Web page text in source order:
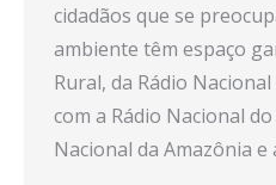
cidadãos que se
ambiente têm espaço
Rural, da Rádio
com a Rádio Nacional
Nacional da Amazônia